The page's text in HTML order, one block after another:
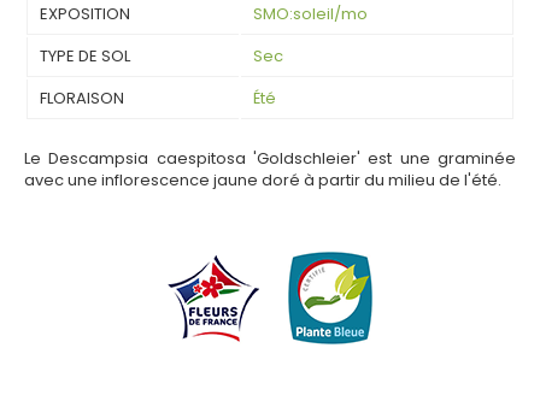
EXPOSITION
SMO:soleil/mo
TYPE DE SOL
Sec
FLORAISON
Été
Le Descampsia caespitosa 'Goldschleier' est une graminée
avec une inflorescence jaune doré à partir du milieu de l'été.